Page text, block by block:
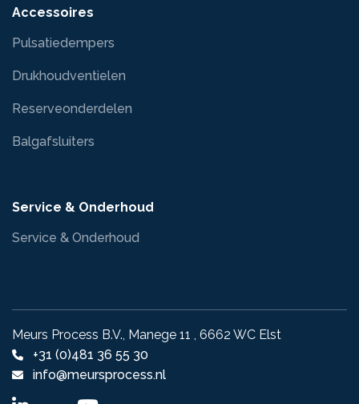
Accessoires
Pulsatiedempers
Drukhoudventielen
Reserveonderdelen
Balgafsluiters
Service & Onderhoud
Service & Onderhoud
Meurs Process B.V., Manege 11 , 6662 WC Elst
+31 (0)481 36 55 30
info@meursprocess.nl